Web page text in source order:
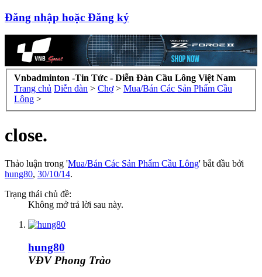
Đăng nhập hoặc Đăng ký
Vnbadminton -Tin Tức - Diễn Đàn Cầu Lông Việt Nam
Trang chủ Diễn đàn > Chợ > Mua/Bán Các Sản Phẩm Cầu
Lông >
close.
Thảo luận trong 'Mua/Bán Các Sản Phẩm Cầu Lông' bắt đầu bởi
hung80, 30/10/14.
Trạng thái chủ đề:
Không mở trả lời sau này.
hung80
VĐV Phong Trào